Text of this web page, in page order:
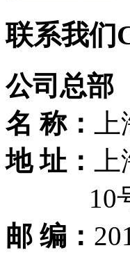
联系我们
公司总部
名 称：
地 址：
10号
邮 编：